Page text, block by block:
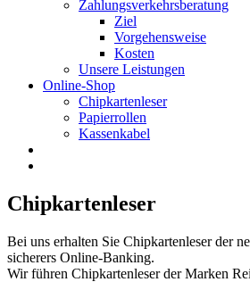
Zahlungsverkehrsberatung
Ziel
Vorgehensweise
Kosten
Unsere Leistungen
Online-Shop
Chipkartenleser
Papierrollen
Kassenkabel
Chipkartenleser
Bei uns erhalten Sie Chipkartenleser der
sicherers Online-Banking.
Wir führen Chipkartenleser der Marken